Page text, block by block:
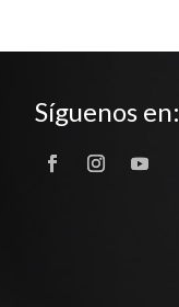
Síguenos en: